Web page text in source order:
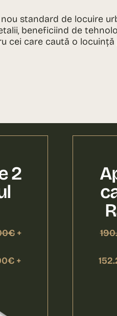
standard de locuire
beneficiind de
cei care caută o
2
+
+